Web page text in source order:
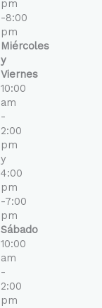
pm
-8:00
pm
Miércoles
y
Viernes
10:00
am
-
2:00
pm
y
4:00
pm
-7:00
pm
Sábado
10:00
am
-
2:00
pm